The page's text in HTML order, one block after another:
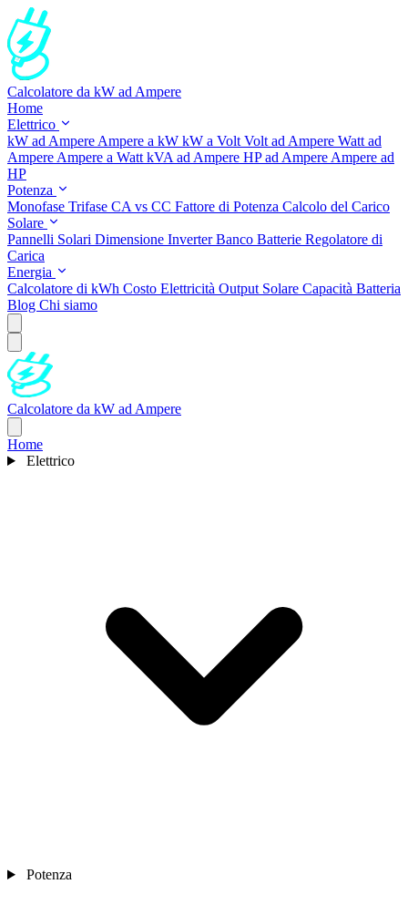
Calcolatore da kW ad Ampere
Home
Elettrico
kW ad Ampere Ampere a kW kW a Volt Volt ad Ampere Watt ad
Ampere Ampere a Watt kVA ad Ampere HP ad Ampere Ampere ad
HP
Potenza
Monofase Trifase CA vs CC Fattore di Potenza Calcolo del Carico
Solare
Pannelli Solari Dimensione InverterBanco Batterie Regolatore di
Carica
Energia
Calcolatore di kWh Costo Elettricità Output Solare Capacità Batteria
Blog Chi siamo
Calcolatore da kW ad Ampere
Home
Elettrico
Potenza